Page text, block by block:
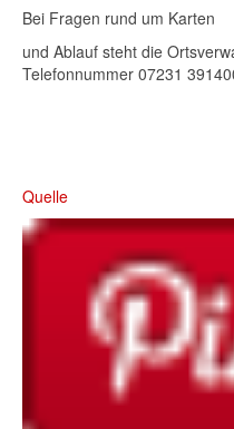
Bei Fragen rund um Karten
und Ablauf steht die
Telefonnummer 07231
Quelle